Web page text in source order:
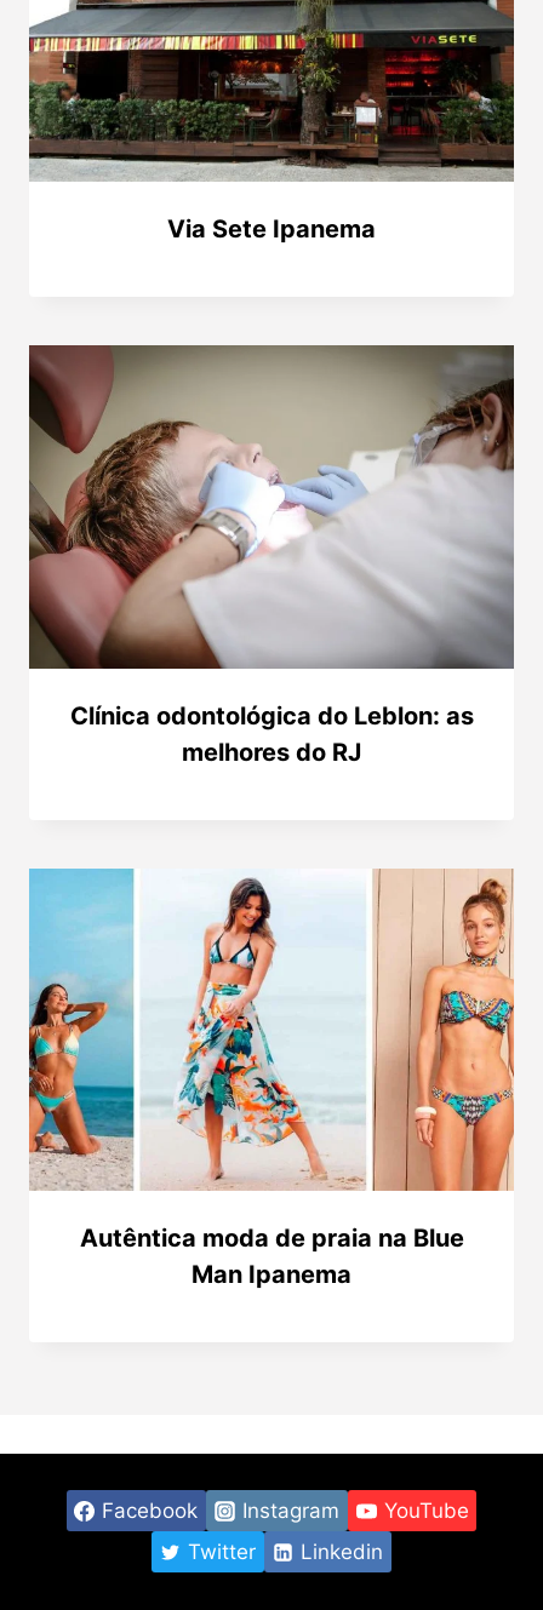
Via Sete Ipanema
Clínica odontológica do Leblon: as
melhores do RJ
Autêntica moda de praia na Blue
Man Ipanema
Facebook Instagram
YouTube
Twitter
Linkedin